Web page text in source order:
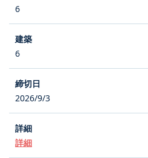
6
6
2026/9/3
詳細